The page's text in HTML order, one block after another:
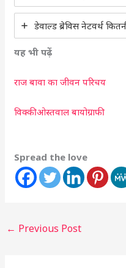
डेवाल्ड ब्रेविस नेटवर्थ
यह भी पढ़ें
राज बावा का जीवन परिचय
विक्कीओस्तवाल बायोग्राफी
Spread the love
← Previous Post